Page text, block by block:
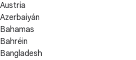
Austria
Azerbaiyán
Bahamas
Bahréin
Bangladesh